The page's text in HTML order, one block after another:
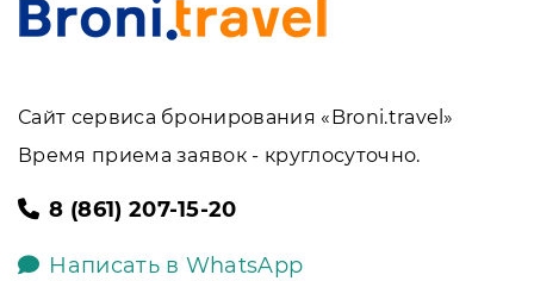
Сайт сервиса бронирования «Broni.travel»
Время приема заявок - круглосуточно.
8 (861) 207-15-20
Написать в WhatsApp